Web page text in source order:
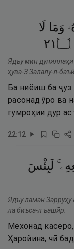
وَمَا لَا
۝١٢
Ядъу мин
ҳува-З Залалу-л-
Ба ниёиш ба ҷуз
расонад ӯро ва
гумроҳии дур
22:12
لَبِئْسَ
Ядъу ламан
ла биъса-л ъашӣр.
Мехонад
Ҳаройина, чӣ